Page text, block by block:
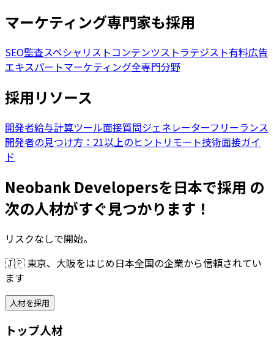
マーケティング専門家も採用
SEO監査スペシャリストコンテンツストラテジスト有料広告
エキスパートマーケティング全専門分野
採用リソース
開発者給与計算ツール面接質問ジェネレーターフリーランス
開発者の見つけ方：21以上のヒント リモート技術面接ガイ
ド
Neobank Developersを日本で採用 の
次の人材がすぐ見つかります！
リスクなしで開始。
🇯🇵 東京、大阪をはじめ日本全国の企業から信頼されてい
ます
人材を採用
トップ人材